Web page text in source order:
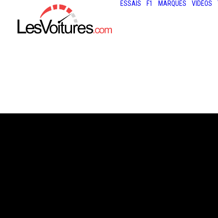
ESSAIS F1 MARQUES VIDÉOS